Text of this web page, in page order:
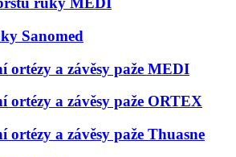
Sanomed
ortézy a závěsy paže MEDI
ortézy a závěsy paže ORTEX
ortézy a závěsy paže Thuasne